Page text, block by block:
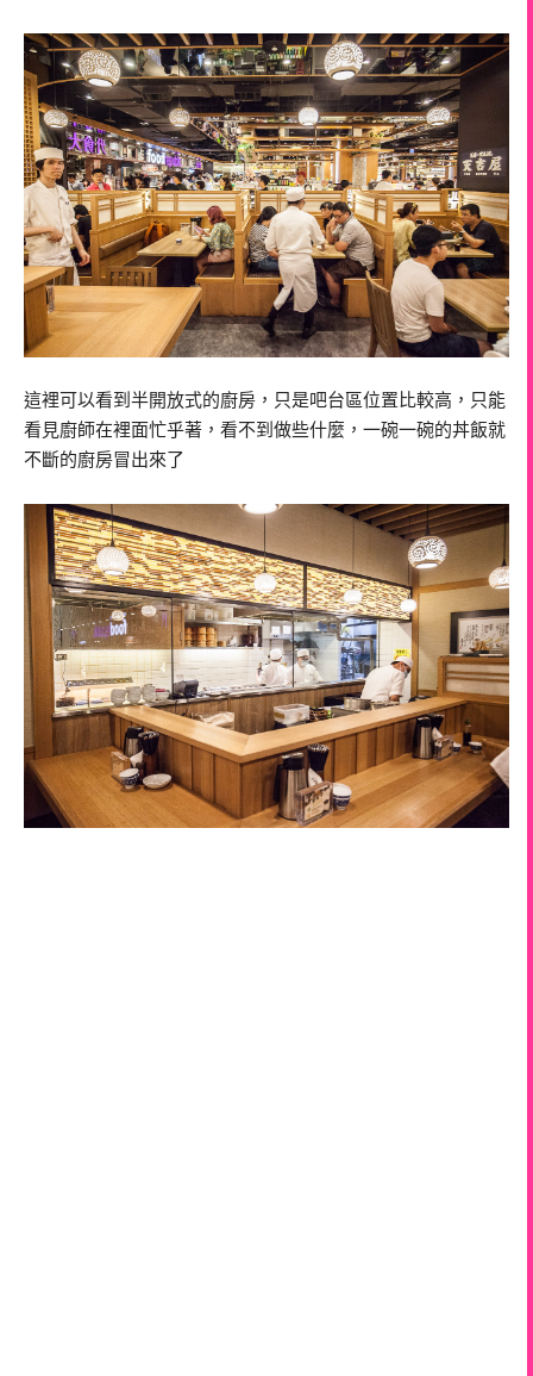
這裡可以看到半開放式的廚房，只是吧台區位置比較高，只能
看見廚師在裡面忙乎著，看不到做些什麼，一碗一碗的丼飯就
不斷的廚房冒出來了